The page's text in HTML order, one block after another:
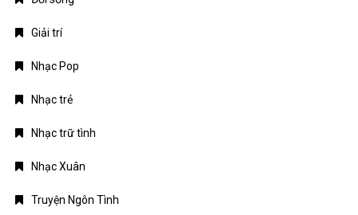
Giải trí
Nhạc Pop
Nhạc trẻ
Nhạc trữ tình
Nhạc Xuân
Truyện Ngôn Tình